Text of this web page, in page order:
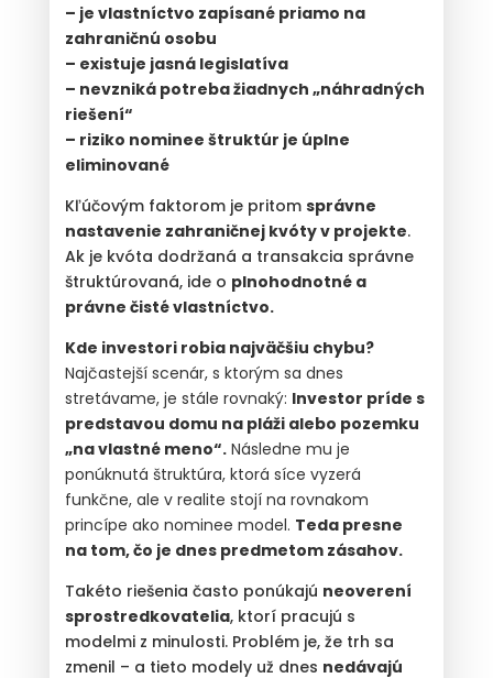
– je vlastníctvo zapísané priamo na
zahraničnú osobu
– existuje jasná legislatíva
– nevzniká potreba žiadnych „náhradných
riešení“
– riziko nominee štruktúr je úplne
eliminované
Kľúčovým faktorom je pritomsprávne
nastavenie zahraničnej kvóty v projekte.
Ak je kvóta dodržaná a transakcia správne
štruktúrovaná, ide o plnohodnotné a
právne čisté vlastníctvo.
Kde investori robia najväčšiu chybu?
Najčastejší scenár, s ktorým sa dnes
stretávame, je stále rovnaký: Investor príde s
predstavou domu na pláži alebo pozemku
„na vlastné meno“. Následne mu je
ponúknutá štruktúra, ktorá síce vyzerá
funkčne, ale v realite stojí na rovnakom
princípe ako nominee model. Teda presne
na tom, čo je dnes predmetom zásahov.
Takéto riešenia často ponúkajú neoverení
sprostredkovatelia, ktorí pracujú s
modelmi z minulosti. Problém je, že trh sa
zmenil – a tieto modely už dnes nedávajú